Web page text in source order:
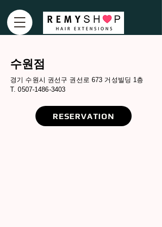
​수원점
경기 수원시 권선구 권선로 673 거성빌딩 1층
T. 0507-1486-3403
RESERVATION